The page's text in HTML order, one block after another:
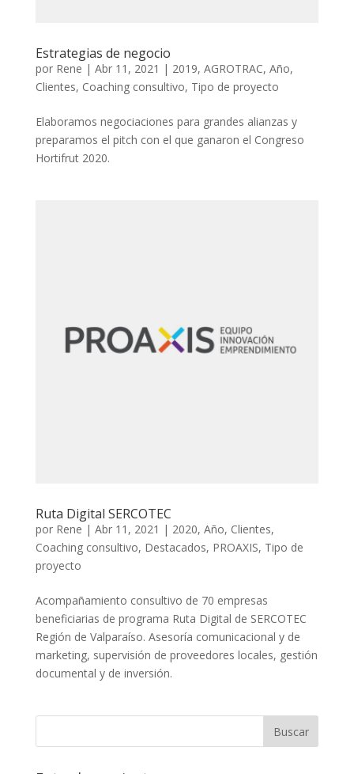
Estrategias de negocio
por Rene | Abr 11, 2021 | 2019, AGROTRAC, Año,
Clientes, Coaching consultivo, Tipo de proyecto
Elaboramos negociaciones para grandes alianzas y
preparamos el pitch con el que ganaron el Congreso
Hortifrut 2020.
Ruta Digital SERCOTEC
por Rene | Abr 11, 2021 | 2020, Año, Clientes,
Coaching consultivo, Destacados, PROAXIS, Tipo de
proyecto
Acompañamiento consultivo de 70 empresas
beneficiarias de programa Ruta Digital de SERCOTEC
Región de Valparaíso. Asesoría comunicacional y de
marketing, supervisión de proveedores locales, gestión
documental y de inversión.